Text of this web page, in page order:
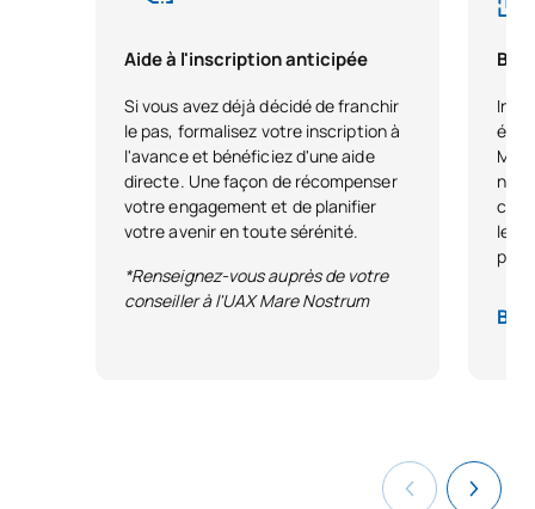
Aide à l'inscription anticipée
Si vous avez déjà décidé de franchir
le pas, formalisez votre inscription à
l'avance et bénéficiez d'une aide
directe. Une façon de récompenser
votre engagement et de planifier
votre avenir en toute sérénité.
*Renseignez-vous auprès de votre
conseiller à l'UAX Mare Nostrum
leur